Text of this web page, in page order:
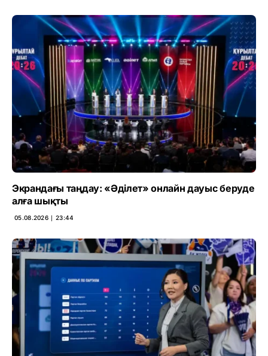
Экрандағы таңдау: «Әділет» онлайн дауыс беруде
алға шықты
05.08.2026 ∣ 23:44